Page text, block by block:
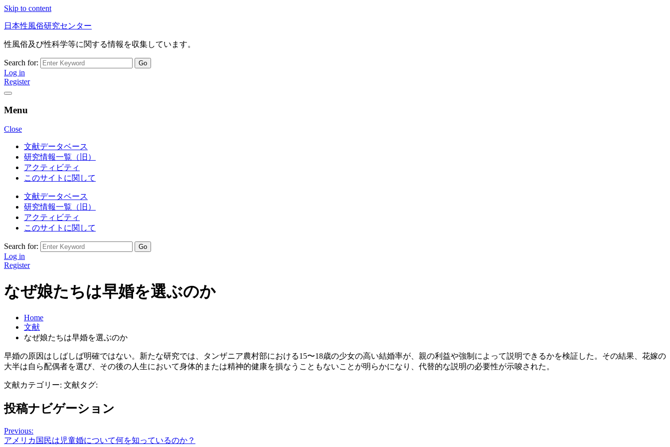
Skip to content
日本性風俗研究センター
性風俗及び性科学等に関する情報を収集しています。
Search for:
Log in
Register
Menu
Close
文献データベース
研究情報一覧（旧）
アクティビティ
このサイトに関して
文献データベース
研究情報一覧（旧）
アクティビティ
このサイトに関して
Search for:
Log in
Register
なぜ娘たちは早婚を選ぶのか
Home
文献
なぜ娘たちは早婚を選ぶのか
早婚の原因はしばしば明確ではない。新たな研究では、タンザニア農村部における15〜18歳の少女の高い結婚率が、親の利益や強制によって説明できるかを検証した。その結果、花嫁の
大半は自ら配偶者を選び、その後の人生において身体的または精神的健康を損なうこともないことが明らかになり、代替的な説明の必要性が示唆された。
文献カテゴリー: 文献タグ:
投稿ナビゲーション
Previous:
アメリカ国民は児童婚について何を知っているのか？